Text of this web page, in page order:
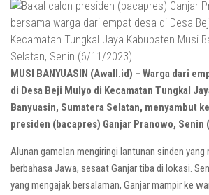
MUSI BANYUASIN (Awall.id) – Warga dari
di Desa Beji Mulyo di Kecamatan Tungkal
Banyuasin, Sumatera Selatan, menyambut
presiden (bacapres) Ganjar Pranowo, Senin
Alunan gamelan mengiringi lantunan sinden
berbahasa Jawa, sesaat Ganjar tiba di lokasi.
yang mengajak bersalaman, Ganjar mampir ke